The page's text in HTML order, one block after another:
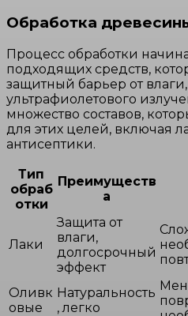
Обработка
Процесс обработки
подходящих средств,
защитный барьер от
ультрафиолетового
множество составов,
для этих целей, включая
антисептики.
Тип
обраб
отки
Преимуществ
а
Лаки
Защита от
влаги,
долгосрочный
эффект
Оливк
овые
Натуральность
, легко